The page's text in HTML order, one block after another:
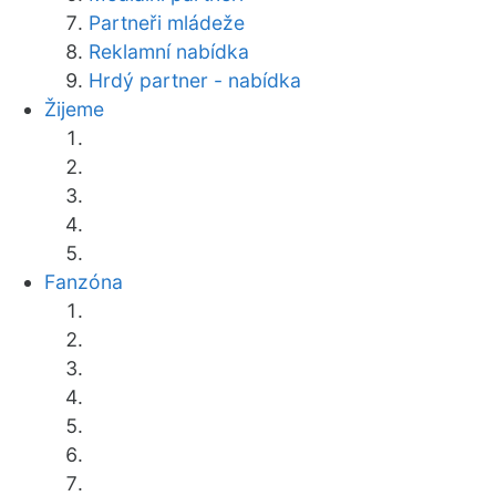
Partneři mládeže
Reklamní nabídka
Hrdý partner - nabídka
Žijeme
Fanzóna